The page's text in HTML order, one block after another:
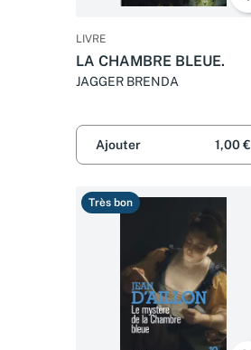
LIVRE
LA CHAMBRE BLEUE.
JAGGER BRENDA
Ajouter 1,00 €
Très bon